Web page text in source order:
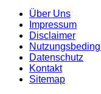
Über Uns
Impressum
Disclaimer
Datenschutz
Kontakt
Sitemap